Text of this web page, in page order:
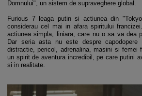
Domnului", un sistem de supraveghere global.
Furious 7 leaga putin si actiunea din
considerau cel mai in afara spiritului
actiunea simpla, liniara, care nu o sa va dea
Dar seria asta nu este despre capodopere
distractie, pericol, adrenalina, masini si femei
un spirit de aventura incredibil, pe care putini
si in realitate.